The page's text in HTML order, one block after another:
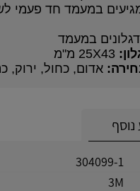
במעמד חד פעמי
25X43 מ"מ
אדום, כחול, ירוק,
304099-1
3M